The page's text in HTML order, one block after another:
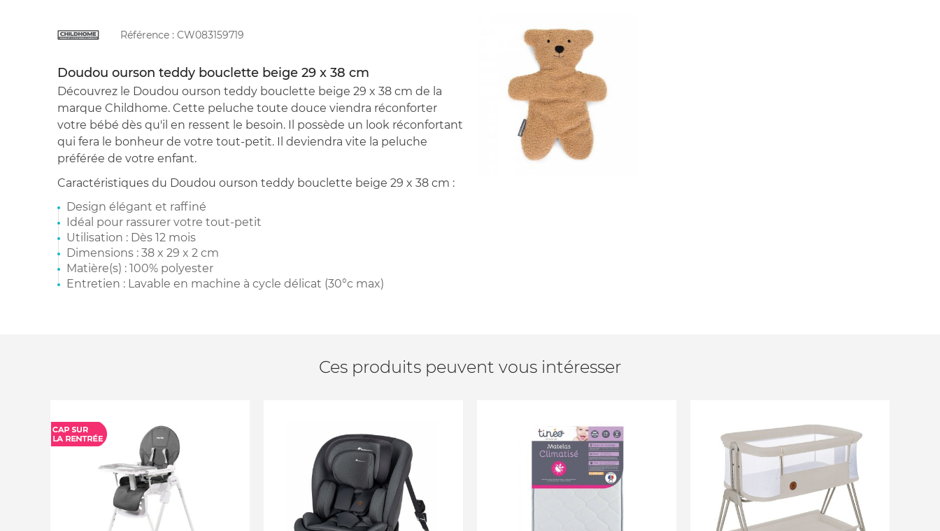
Référence : CW083159719
Doudou ourson teddy bouclette beige 29 x 38 cm
Découvrez le Doudou ourson teddy bouclette beige 29 x 38 cm de la
marque Childhome. Cette peluche toute douce viendra réconforter
votre bébé dès qu'il en ressent le besoin. Il possède un look réconfortant
qui fera le bonheur de votre tout-petit. Il deviendra vite la peluche
préférée de votre enfant.
Caractéristiques du Doudou ourson teddy bouclette beige 29 x 38 cm :
Design élégant et raffiné
Idéal pour rassurer votre tout-petit
Utilisation : Dès 12 mois
Dimensions : 38 x 29 x 2 cm
Matière(s) : 100% polyester
Entretien : Lavable en machine à cycle délicat (30°c max)
Ces produits peuvent vous intéresser